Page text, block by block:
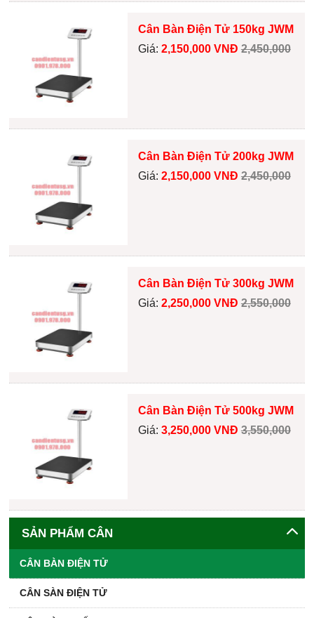
Cân Bàn Điện Tử 150kg JWM
Giá: 2,150,000 VNĐ 2,450,000
Cân Bàn Điện Tử 200kg JWM
Giá: 2,150,000 VNĐ 2,450,000
Cân Bàn Điện Tử 300kg JWM
Giá: 2,250,000 VNĐ 2,550,000
Cân Bàn Điện Tử 500kg JWM
Giá: 3,250,000 VNĐ 3,550,000
SẢN PHẨM CÂN
CÂN BÀN ĐIỆN TỬ
CÂN SÀN ĐIỆN TỬ